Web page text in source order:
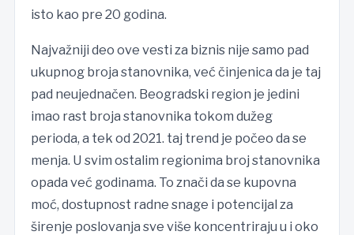
isto kao pre 20 godina.
Najvažniji deo ove vesti za biznis nije samo pad
ukupnog broja stanovnika, već činjenica da je taj
pad neujednačen. Beogradski region je jedini
imao rast broja stanovnika tokom dužeg
perioda, a tek od 2021. taj trend je počeo da se
menja. U svim ostalim regionima broj stanovnika
opada već godinama. To znači da se kupovna
moć, dostupnost radne snage i potencijal za
širenje poslovanja sve više koncentriraju u i oko